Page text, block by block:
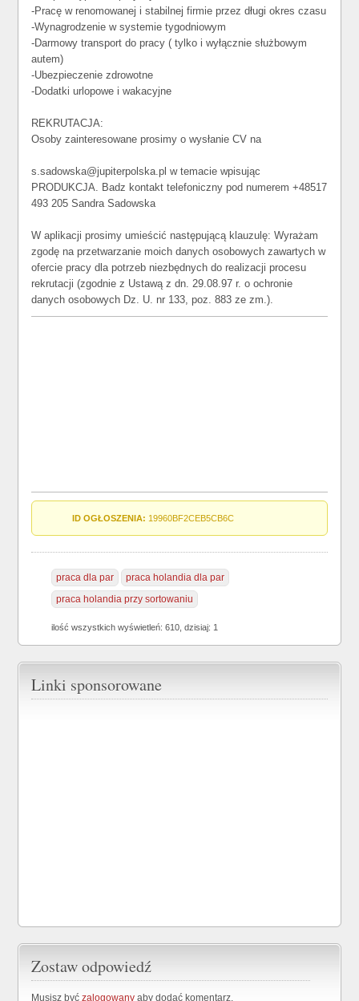
-Pracę w renomowanej i stabilnej firmie przez długi okres czasu
-Wynagrodzenie w systemie tygodniowym
-Darmowy transport do pracy ( tylko i wyłącznie służbowym
autem)
-Ubezpieczenie zdrowotne
-Dodatki urlopowe i wakacyjne
REKRUTACJA:
Osoby zainteresowane prosimy o wysłanie CV na
s.sadowska@jupiterpolska.pl w temacie wpisując
PRODUKCJA. Badz kontakt telefoniczny pod numerem +48517
493 205 Sandra Sadowska
W aplikacji prosimy umieścić następującą klauzulę: Wyrażam
zgodę na przetwarzanie moich danych osobowych zawartych w
ofercie pracy dla potrzeb niezbędnych do realizacji procesu
rekrutacji (zgodnie z Ustawą z dn. 29.08.97 r. o ochronie
danych osobowych Dz. U. nr 133, poz. 883 ze zm.).
ID OGŁOSZENIA: 19960BF2CEB5CB6C
praca dla par
praca holandia dla par
praca holandia przy sortowaniu
ilość wszystkich wyświetleń: 610, dzisiaj: 1
Linki sponsorowane
Zostaw odpowiedź
Musisz byćzalogowany aby dodać komentarz.